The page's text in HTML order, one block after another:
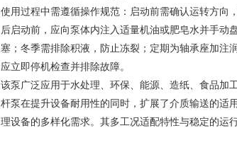
使用过程中需遵循操作规范：启动前需确认运转方向
后启动前，应向泵体内注入适量机油或肥皂水并手动
塞；冬季需排除积液，防止冻裂；定期为轴承座加注
应立即停机检查并排除故障。
该泵广泛应用于水处理、环保、能源、造纸、食品加
杆泵在提升设备耐用性的同时，扩展了介质输送的适
理设备的多样化需求。其多工况适配特性与稳定的运